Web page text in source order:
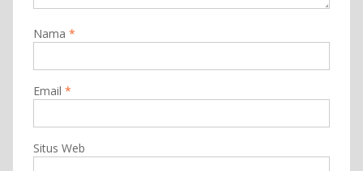
Nama *
Email *
Situs Web